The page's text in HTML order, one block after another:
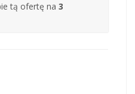
tą ofertę na 3